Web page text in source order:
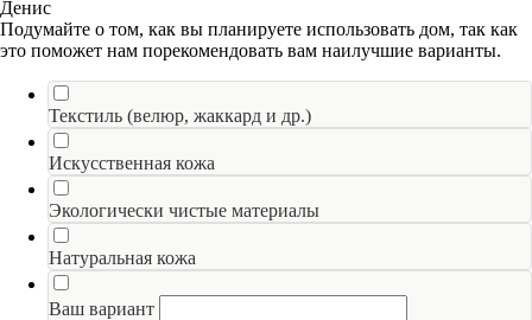
Денис
Подумайте о том, как вы планируете использовать дом, так как
это поможет нам порекомендовать вам наилучшие варианты.
Текстиль (велюр, жаккард и др.)
Искусственная кожа
Экологически чистые материалы
Натуральная кожа
Ваш вариант